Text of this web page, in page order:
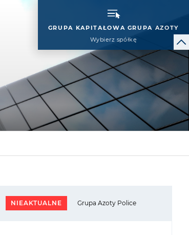
GRUPA KAPITAŁOWA GRUPA AZOTY
Wybierz spółkę
NIEAKTUALNE Grupa Azoty Police